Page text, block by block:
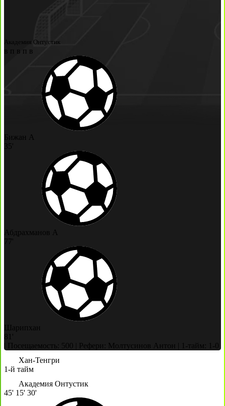
Академия Онтустик
в п в п в
Бижан А
35'
Абдрахманов А
77'
Шарипхан
81'
Посещаемость: 500 Рефери: Молтусинов Антон
1-тайм: 1-0
Хан-Тенгри
1-й тайм
Академия Онтустик
45' 15' 30'